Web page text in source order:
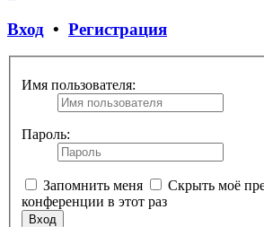
Вход • Регистрация
Имя пользователя:
Пароль:
Запомнить меня
Скрыть моё
конференции в этот раз